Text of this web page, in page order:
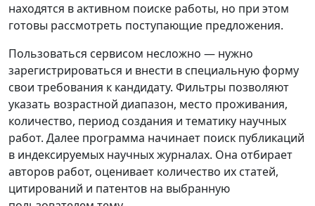
находятся в активном поиске работы, но при этом
готовы рассмотреть поступающие предложения.
Пользоваться сервисом несложно — нужно
зарегистрироваться и внести в специальную форму
свои требования к кандидату. Фильтры позволяют
указать возрастной диапазон, место проживания,
количество, период создания и тематику научных
работ. Далее программа начинает поиск публикаций
в индексируемых научных журналах. Она отбирает
авторов работ, оценивает количество их статей,
цитирований и патентов на выбранную